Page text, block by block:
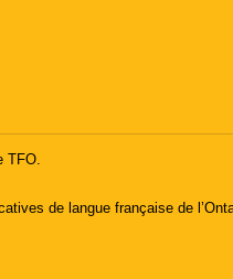
TFO.
de langue française de